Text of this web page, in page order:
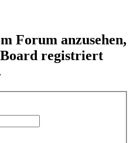
Forum anzusehen,
Board registriert